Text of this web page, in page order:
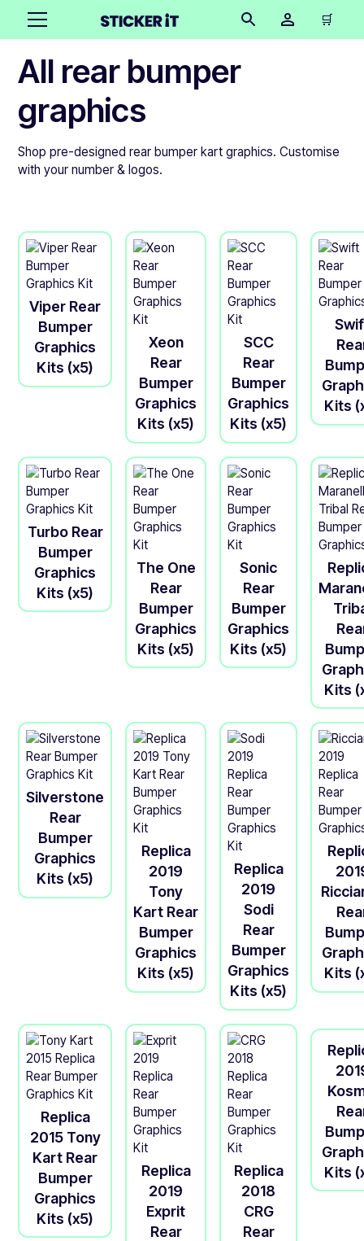
🛒
All rear bumper
graphics
Shop pre-designed rear bumper kart graphics. Customise
with your number & logos.
Viper Rear
Bumper
Graphics
Kits (x5)
Xeon
Rear
Bumper
Graphics
Kits (x5)
SCC
Rear
Bumper
Graphics
Kits (x5)
Kits
Turbo Rear
Bumper
Graphics
Kits (x5)
The One
Rear
Bumper
Graphics
Kits (x5)
Sonic
Rear
Bumper
Graphics
Kits (x5)
Kits
Silverstone
Rear
Bumper
Graphics
Kits (x5)
Replica
2019
Tony
Kart Rear
Bumper
Graphics
Kits (x5)
Replica
2019
Sodi
Rear
Bumper
Graphics
Kits (x5)
Kits
Replica
2015 Tony
Kart Rear
Bumper
Graphics
Kits (x5)
Replica
2019
Exprit
Rear
Replica
2018
CRG
Rear
Kits